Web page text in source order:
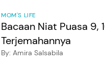
MOM'S LIFE
Bacaan Niat Puasa 9,
Terjemahannya
By: Amira Salsabila